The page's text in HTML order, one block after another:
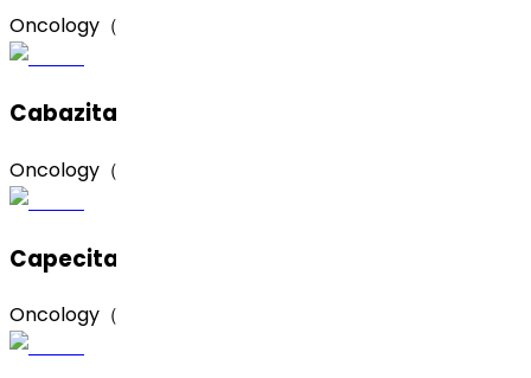
Oncology（肿瘤）
Cabazitaxel（卡巴他赛）
Oncology（肿瘤）
Capecitabine（卡培他滨）
Oncology（肿瘤）